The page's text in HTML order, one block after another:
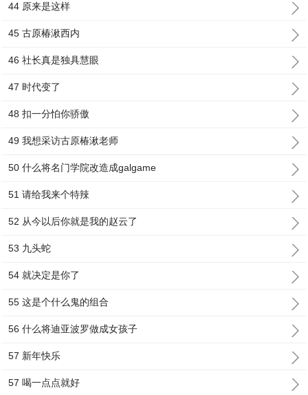
44 原来是这样
45 古原椿湫西内
46 社长真是独具慧眼
47 时代变了
48 扣一分怕你骄傲
49 我想采访古原椿湫老师
50 什么将名门学院改造成galgame
51 请给我来个特辣
52 从今以后你就是我的赵云了
53 九头蛇
54 就决定是你了
55 这是个什么鬼的组合
56 什么将迪亚波罗做成女孩子
57 新年快乐
57 喝一点点就好